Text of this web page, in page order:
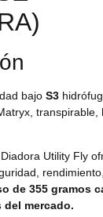
bajoS3
transpirable,
Utility Fly
de 355 gramos
del mercado.